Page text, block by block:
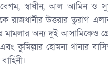
বেগম, স্বাধীন, আল আমিন
উত্তরার তুরাগ
অন্য দুই আসামিকেও
কুমিল্লার হোমনা থানার